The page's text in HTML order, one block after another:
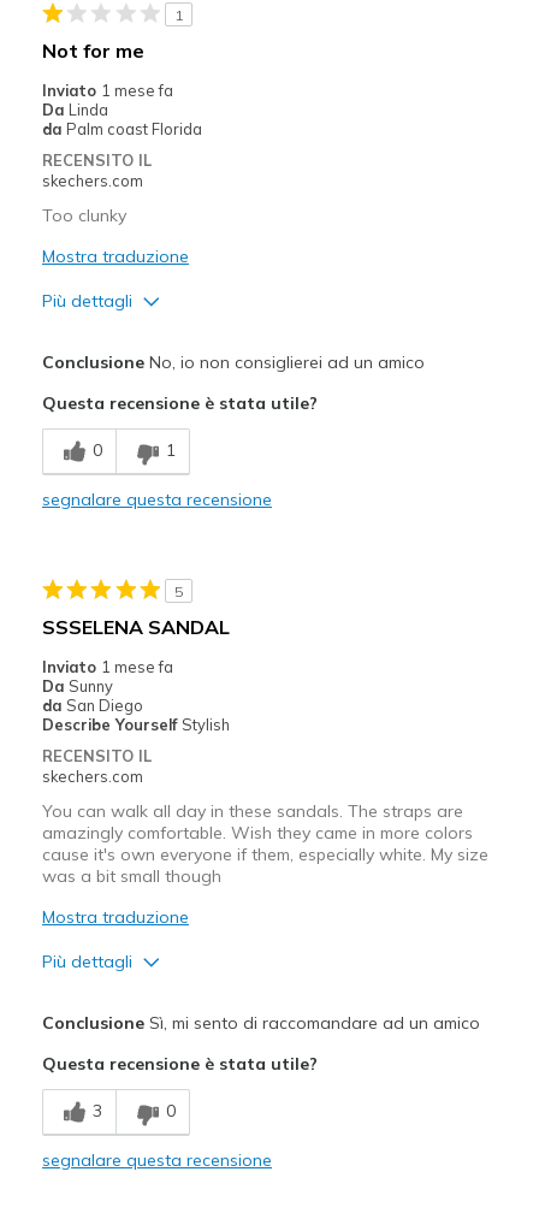
Going Out
Width
Feels true to width
Sizing
View On Shoes
1
Not for me
Inviato 1 mese fa
Da Linda
da Palm coast Florida
RECENSITO IL
skechers.com
Too clunky
Mostra traduzione
Più dettagli
Poor Cushioning
View On Shoes
ConclusioneNo, io non consiglierei ad un amico
Questa recensione è stata utile?
0 1
segnalare questa recensione
5
SSSELENA SANDAL
Inviato 1 mese fa
Da Sunny
da San Diego
Describe Yourself Stylish
RECENSITO IL
skechers.com
You can walk all day in these sandals. The straps are
amazingly comfortable. Wish they came in more colors
cause it's own everyone if them, especially white. My size
was a bit small though
Mostra traduzione
Più dettagli
Durable
Stylish
ConclusioneSì, mi sento di raccomandare ad un amico
Questa recensione è stata utile?
3 0
segnalare questa recensione